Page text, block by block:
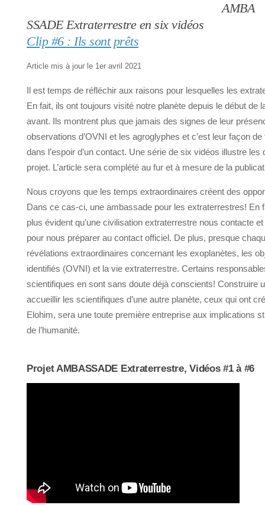
AMBA
SSADE Extraterrestre en six vidéos
Clip #6 : Ils sont prêts
Article mis à jour le 1er avril 2021
Il est temps de réfléchir aux raisons pour lesquelles les
En fait, ils ont toujours visité notre planète depuis le début de
avant. Ils montrent plus que jamais des signes de leur
observations d’OVNI et les agroglyphes et c’est leur façon
dans l’espoir d’un contact. Une série de six vidéos illustre
projet. L’article sera complété au fur et à mesure de la
Nous croyons que les temps extraordinaires créent des
Dans ce cas-ci, une ambassade pour les extraterrestres! En
plus évident qu’une civilisation extraterrestre nous contacte
pour nous préparer au contact officiel. De plus, presque
révélations extraordinaires concernant les exoplanètes, les
identifiés (OVNI) et la vie extraterrestre. Certains
scientifiques en sont sans doute déjà conscients! Construire
accueillir les scientifiques d’une autre planète, ceux qui ont
Elohim, sera une toute première entreprise aux implications
de l’humanité.
Projet AMBASSADE Extraterrestre, Vidéos #1 à #6